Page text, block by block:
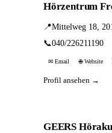
Hörzentrum
📍Mittelweg 18,
📞040/226211190
✉ Email 🌐 Website
Profil ansehen →
GEERS